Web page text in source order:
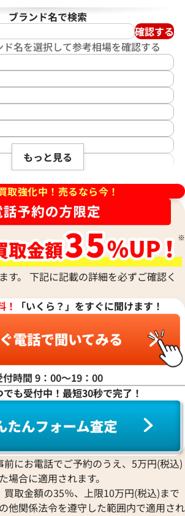
※2024年3月9日時点の参考買
格です
ブルガリ アショーマ
参考買取価格
135,000円
※2024年10月27日時点の参考
す
ブルガリ アショーマ AA44S
参考買取価格
125,000 円
ブランド名で検索
確認する
ド名を選択して参考相場を確認する
イン
リノス
タ
ドル)
テ
ン
ルリエ
もっと見る
取強化中！売るなら今！
す。 下記に記載の詳細を必ずご確認く
！
「いくら？」をすぐに聞けます！
付時間 9：00〜19：00
も受付中！最短30秒で完了！
にお電話でご予約のうえ、5万円(税込)
場合に適用されます。
取金額の35％、上限10万円(税込)まで
他関係法令を遵守した範囲内で適用され